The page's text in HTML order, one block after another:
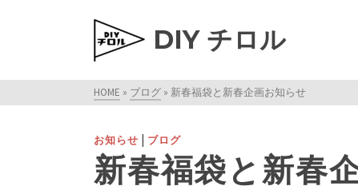
DIY チロル
HOME » ブログ » 新春福袋と新春企画お知らせ
お知らせ | ブログ
新春福袋と新春